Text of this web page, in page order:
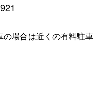
場合は近くの有料駐車